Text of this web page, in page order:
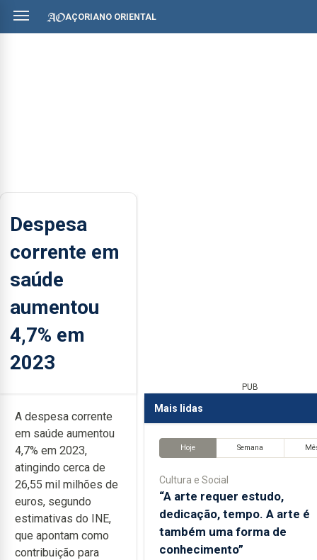
AÇORIANO ORIENTAL
Despesa
corrente em
saúde
aumentou
4,7% em
2023
A despesa corrente
em saúde aumentou
4,7% em 2023,
atingindo cerca de
26,55 mil milhões de
euros, segundo
estimativas do INE,
que apontam como
contribuição para
PUB
Mais lidas
Hoje Semana
Cultura e Social
“A arte requer estudo,
dedicação, tempo. A arte é
também uma forma de
conhecimento”